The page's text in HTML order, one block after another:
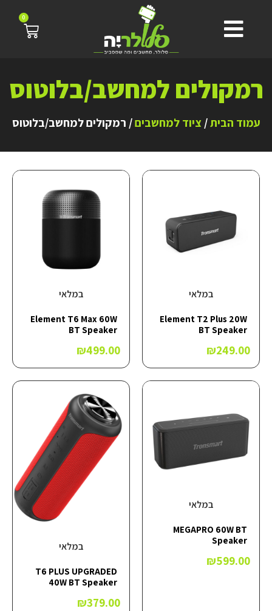
0
רמקולים למחשב/בלוטוס
עמוד הבית/ציוד למחשבים/ רמקולים למחשב/בלוטוס
במלאי
Element T2 Plus 20W
BT Speaker
₪249.00
במלאי
Element T6 Max 60W
BT Speaker
₪499.00
במלאי
MEGAPRO 60W BT
Speaker
₪599.00
במלאי
T6 PLUS UPGRADED
40W BT Speaker
₪379.00